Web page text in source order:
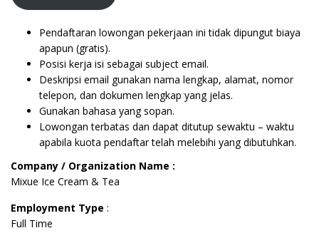
Pendaftaran lowongan pekerjaan ini tidak dipungut biaya
apapun (gratis).
Posisi kerja isi sebagai subject email.
Deskripsi email gunakan nama lengkap, alamat, nomor
telepon, dan dokumen lengkap yang jelas.
Gunakan bahasa yang sopan.
Lowongan terbatas dan dapat ditutup sewaktu – waktu
apabila kuota pendaftar telah melebihi yang dibutuhkan.
Company / Organization Name :
Mixue Ice Cream & Tea
Employment Type :
Full Time